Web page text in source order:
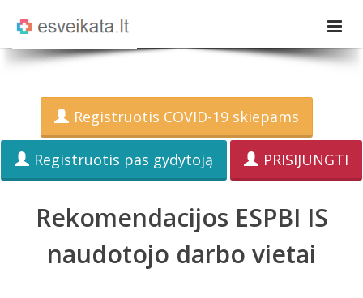
Registruotis COVID-19 skiepams
Registruotis pas gydytoją PRISIJUNGTI
Rekomendacijos ESPBI IS
naudotojo darbo vietai